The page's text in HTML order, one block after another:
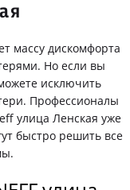
массу дискомфорта
Но если вы
исключить
Профессионалы
улица Ленская уже
быстро решить все